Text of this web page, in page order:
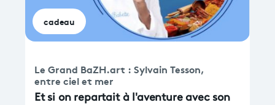
cadeau
Le Grand BaZH.art : Sylvain Tesson,
entre ciel et mer
Et si on repartait à l'aventure avec son